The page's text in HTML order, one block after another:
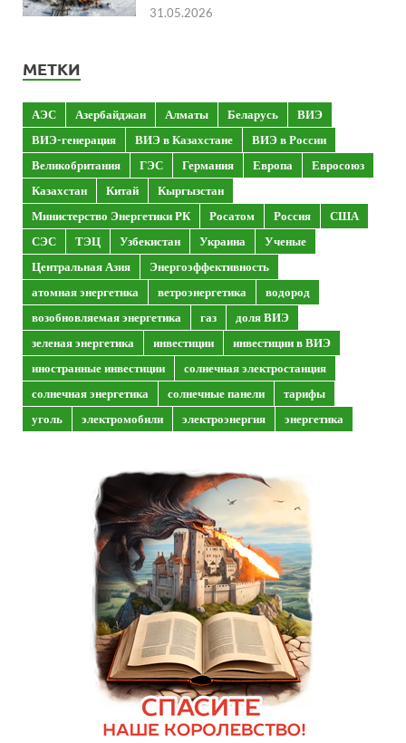
31.05.2026
МЕТКИ
АЭС Азербайджан Алматы Беларусь
ВИЭ
ВИЭ-генерация
ВИЭ в Казахстане
ВИЭ в России
Великобритания
ГЭС Германия Европа
Евросоюз
Казахстан
Китай
Кыргызстан
Министерство Энергетики РК
Росатом Россия
США
СЭС
ТЭЦ Узбекистан Украина
Ученые
Центральная Азия
Энергоэффективность
атомная энергетика
ветроэнергетика
водород
возобновляемая энергетика
газ
доля ВИЭ
зеленая энергетика
инвестиции
инвестиции в ВИЭ
иностранные инвестиции
солнечная электростанция
солнечная энергетика
солнечные панели
тарифы
уголь
электромобили электроэнергия энергетика